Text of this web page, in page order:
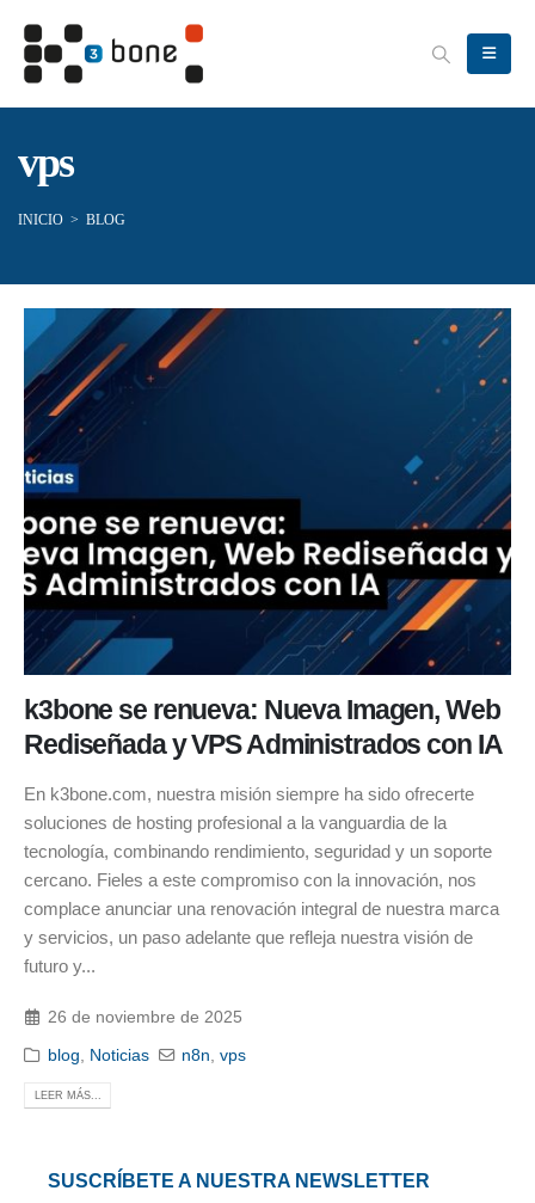
vps
INICIO > BLOG
k3bone se renueva: Nueva Imagen, Web
Rediseñada y VPS Administrados con IA
En k3bone.com, nuestra misión siempre ha sido ofrecerte
soluciones de hosting profesional a la vanguardia de la
tecnología, combinando rendimiento, seguridad y un soporte
cercano. Fieles a este compromiso con la innovación, nos
complace anunciar una renovación integral de nuestra marca
y servicios, un paso adelante que refleja nuestra visión de
futuro y...
26 de noviembre de 2025
blog Noticias n8n vps
LEER MÁS...
SUSCRÍBETE A NUESTRA NEWSLETTER